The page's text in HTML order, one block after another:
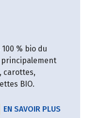
% bio du
principalement
carottes,
BIO.
EN SAVOIR PLUS